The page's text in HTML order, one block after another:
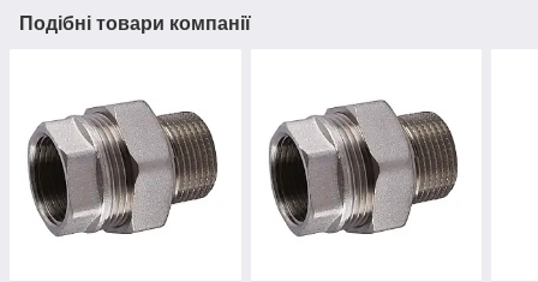
Подібні товари компанії